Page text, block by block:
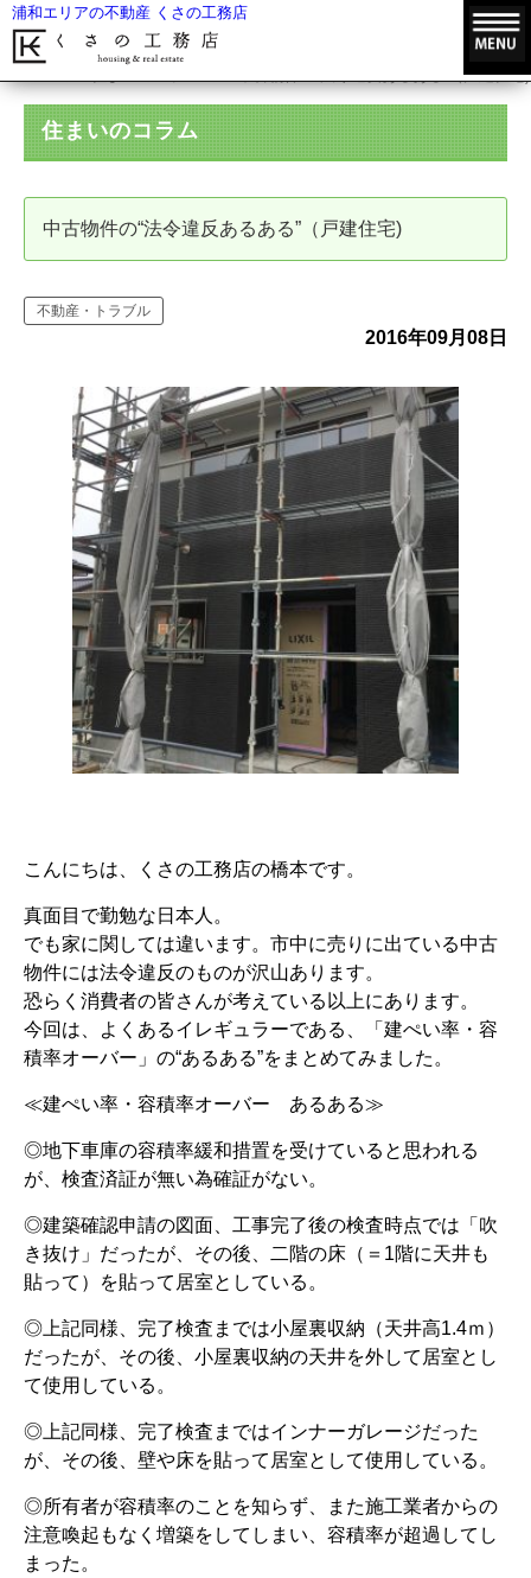
浦和エリアの不動産 くさの工務店
中古物件の“法令違反あるある”（戸建住宅)
住まいのコラム
中古物件の“法令違反あるある”（戸建住宅)
不動産・トラブル
2016年09月08日
こんにちは、くさの工務店の橋本です。
真面目で勤勉な日本人。
でも家に関しては違います。市中に売りに出ている中古
物件には法令違反のものが沢山あります。
恐らく消費者の皆さんが考えている以上にあります。
今回は、よくあるイレギュラーである、「建ぺい率・容
積率オーバー」の“あるある”をまとめてみました。
≪建ぺい率・容積率オーバー あるある≫
◎地下車庫の容積率緩和措置を受けていると思われる
が、検査済証が無い為確証がない。
◎建築確認申請の図面、工事完了後の検査時点では「吹
き抜け」だったが、その後、二階の床（＝1階に天井も
貼って）を貼って居室としている。
◎上記同様、完了検査までは小屋裏収納（天井高1.4ｍ）
だったが、その後、小屋裏収納の天井を外して居室とし
て使用している。
◎上記同様、完了検査まではインナーガレージだった
が、その後、壁や床を貼って居室として使用している。
◎所有者が容積率のことを知らず、また施工業者からの
注意喚起もなく増築をしてしまい、容積率が超過してし
まった。